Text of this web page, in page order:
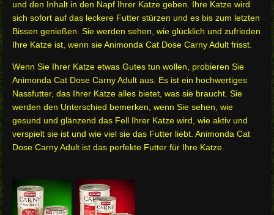
und den Inhalt in den Napf Ihrer Katze geben. Ihre Katze wird
sich sofort auf das leckere Futter stürzen und es bis zum letzten
Bissen genießen. Sie werden sehen, wie glücklich und zufrieden
Ihre Katze ist, wenn sie Animonda Cat Dose Carny Adult frisst.
Wenn Sie Ihrer Katze etwas Gutes tun wollen, probieren Sie
Animonda Cat Dose Carny Adult aus. Es ist ein hochwertiges
Nassfutter, das Ihrer Katze alles bietet, was sie braucht. Sie
werden den Unterschied bemerken, wenn Sie sehen, wie
gesund und glänzend das Fell Ihrer Katze wird, wie aktiv und
verspielt sie ist und wie viel sie das Futter liebt. Animonda Cat
Dose Carny Adult ist das perfekte Futter für Ihre Katze.